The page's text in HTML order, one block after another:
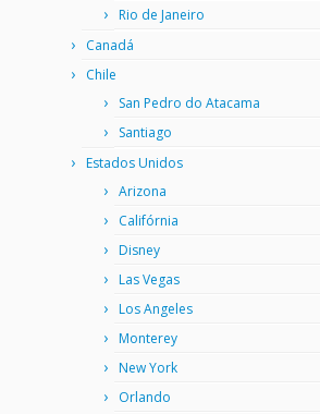
Rio de Janeiro
Canadá
Chile
San Pedro do Atacama
Santiago
Estados Unidos
Arizona
Califórnia
Disney
Las Vegas
Los Angeles
Monterey
New York
Orlando